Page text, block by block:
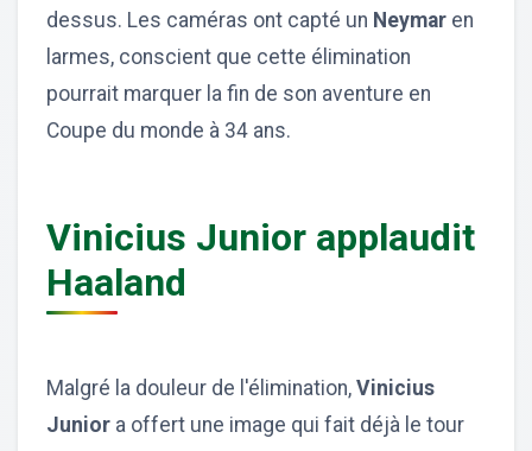
dessus. Les caméras ont capté un Neymar en
larmes, conscient que cette élimination
pourrait marquer la fin de son aventure en
Coupe du monde à 34 ans.
Vinicius Junior applaudit
Haaland
Malgré la douleur de l'élimination, Vinicius
Junior a offert une image qui fait déjà le tour